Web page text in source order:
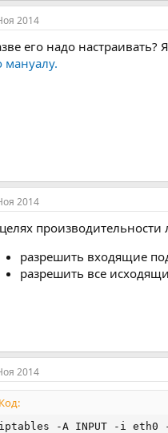
2014
его надо
мануалу.
2014
разрешить входящие
разрешить все
2014
Код:
iptables -A INPUT -i eth0 -